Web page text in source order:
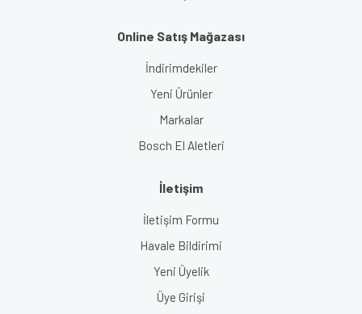
Online Satış Mağazası
İndirimdekiler
Yeni Ürünler
Markalar
Bosch El Aletleri
İletişim
İletişim Formu
Havale Bildirimi
Yeni Üyelik
Üye Girişi